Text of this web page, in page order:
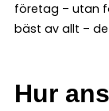
företag – utan
bäst av allt –
Hur